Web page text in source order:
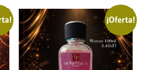
¡Oferta!